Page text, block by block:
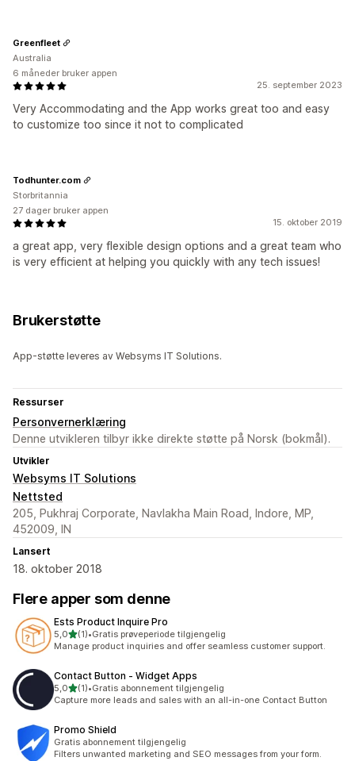
25. september 2023
Very Accommodating and the App works great too and easy
to customize too since it not to complicated
Greenfleet
Australia
6 måneder bruker appen
15. oktober 2019
a great app, very flexible design options and a great team who
is very efficient at helping you quickly with any tech issues!
Todhunter.com
Storbritannia
27 dager bruker appen
Brukerstøtte
App-støtte leveres av Websyms IT Solutions.
Ressurser
Personvernerklæring
Denne utvikleren tilbyr ikke direkte støtte på Norsk (bokmål).
Utvikler
Websyms IT Solutions
Nettsted
205, Pukhraj Corporate, Navlakha Main Road, Indore, MP,
452009, IN
Lansert
18. oktober 2018
Flere apper som denne
Ests Product Inquire Pro
5,0av 5 stjerner
(1)
Totalt 1 omtaler
•Gratis prøveperiode tilgjengelig
Manage product inquiries and offer seamless customer support.
Contact Button ‑ Widget Apps
5,0av 5 stjerner
(1)
Totalt 1 omtaler
•Gratis abonnement tilgjengelig
Capture more leads and sales with an all-in-one Contact Button
Promo Shield
Gratis abonnement tilgjengelig
Filters unwanted marketing and SEO messages from your form.